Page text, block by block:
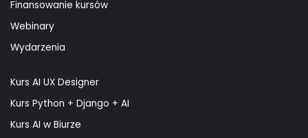
Finansowanie kursów
Webinary
Wydarzenia
Kurs AI UX Designer
Kurs Python + Django + AI
Kurs AI w Biurze